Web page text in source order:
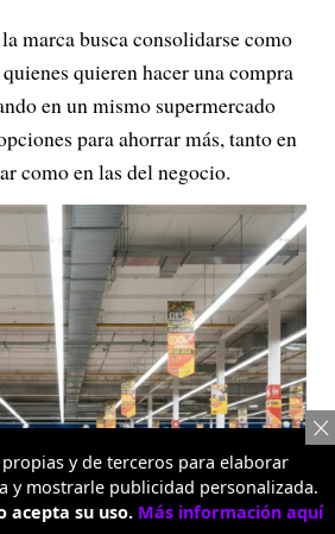
marca busca consolidarse como
quieren hacer una compra
en un mismo supermercado
para ahorrar más, tanto en
como en las del negocio.
y de terceros para elaborar
y mostrarle publicidad personalizada.
acepta su uso. Más información aquí